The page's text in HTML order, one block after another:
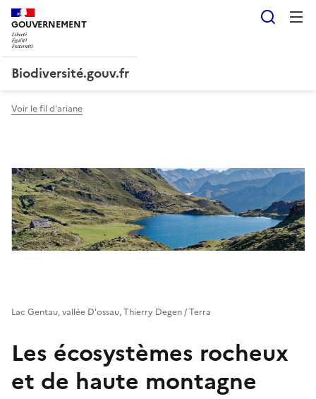
GOUVERNEMENT
Liberté, Égalité, Fraternité
Biodiversité.gouv.fr
Voir le fil d'ariane
Lac Gentau, vallée D'ossau, Thierry Degen / Terra
Les écosystèmes rocheux
et de haute montagne